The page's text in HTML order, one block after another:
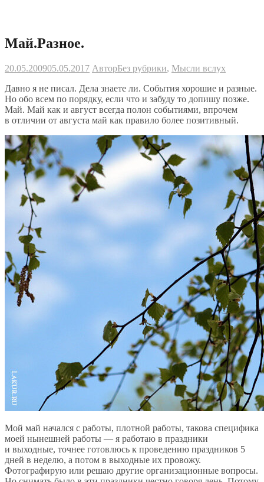
Май.Разное.
20.05.200905.05.2017 АвторБез рубрики, Мысли вслух
Давно я не писал. Дела знаете ли. События хорошие и разные.
Но обо всем по порядку, если что и забуду то допишу позже.
Май. Май как и август всегда полон событиями, впрочем
в отличии от августа май как правило более позитивный.
Мой май начался с работы, плотной работы, такова специфика
моей нынешней работы — я работаю в праздники
и выходные, точнее готовлюсь к проведению праздников 5
дней в неделю, а потом в выходные их провожу.
Фотографирую или решаю другие организационные вопросы.